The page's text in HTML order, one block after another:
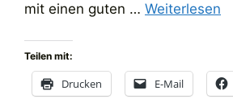
mit einen guten … Weiterlesen
Teilen mit:
Drucken E-Mail